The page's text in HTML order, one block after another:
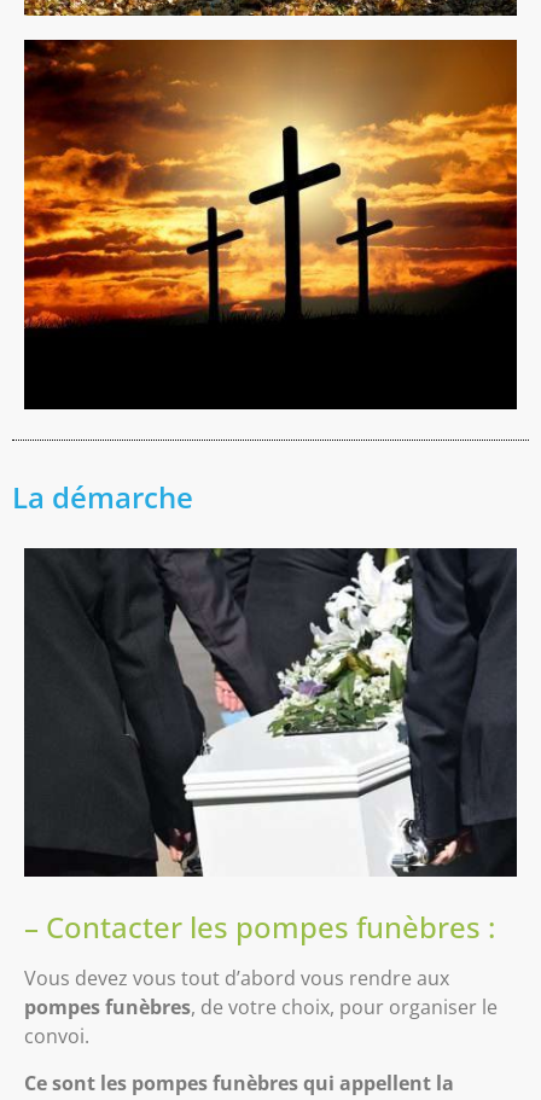
La démarche
– Contacter les pompes funèbres :
Vous devez vous tout d’abord vous rendre aux
pompes funèbres, de votre choix, pour organiser le
convoi.
Ce sont les pompes funèbres qui appellent la